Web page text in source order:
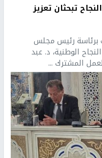
تبحثان تعزيز
رئيس مجلس
الوطنية، د. عبد
المشترك ...